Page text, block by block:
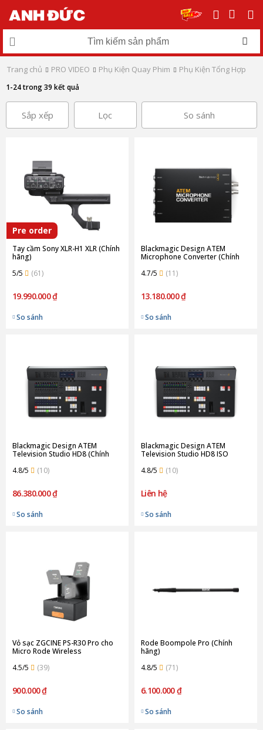
Trang chủ PRO VIDEO Phụ Kiện Quay Phim Phụ Kiện Tổng Hợp
1-24 trong 39 kết quả
Sắp xếp Lọc So sánh
Pre order
Tay cầm Sony XLR-H1 XLR (Chính
hãng)
5/5
(61)
19.990.000 ₫
So sánh
Blackmagic Design ATEM
Microphone Converter (Chính
4.7/5
(11)
13.180.000 ₫
So sánh
Blackmagic Design ATEM
Television Studio HD8 (Chính
4.8/5
(10)
86.380.000 ₫
So sánh
Blackmagic Design ATEM
Television Studio HD8 ISO
4.8/5
(10)
Liên hệ
So sánh
Vỏ sạc ZGCINE PS-R30 Pro cho
Micro Rode Wireless
4.5/5
(39)
900.000 ₫
So sánh
Rode Boompole Pro (Chính
hãng)
4.8/5
(71)
6.100.000 ₫
So sánh